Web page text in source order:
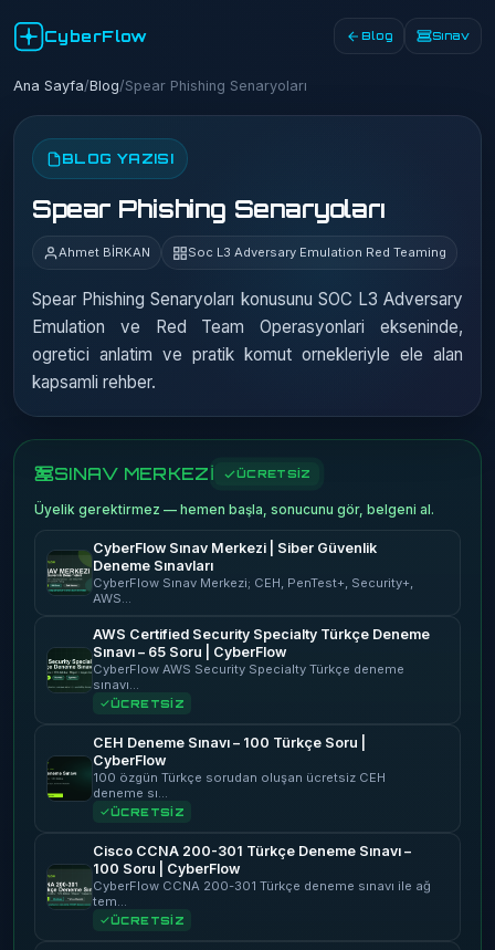
CyberFlow Blog Sınav
Ana Sayfa/Blog/Spear Phishing Senaryoları
BLOG YAZISI
Spear Phishing Senaryoları
Ahmet BİRKAN Soc L3 Adversary Emulation Red Teaming
Spear Phishing Senaryoları konusunu SOC L3 Adversary
Emulation ve Red Team Operasyonlari ekseninde,
ogretici anlatim ve pratik komut ornekleriyle ele alan
kapsamli rehber.
SINAV MERKEZİ ÜCRETSİZ
Üyelik gerektirmez — hemen başla, sonucunu gör, belgeni al.
CyberFlow Sınav Merkezi | Siber Güvenlik
Deneme Sınavları
CyberFlow Sınav Merkezi; CEH, PenTest+, Security+,
AWS…
AWS Certified Security Specialty Türkçe Deneme
Sınavı – 65 Soru | CyberFlow
CyberFlow AWS Security Specialty Türkçe deneme
sınavı…
ÜCRETSİZ
CEH Deneme Sınavı – 100 Türkçe Soru |
CyberFlow
100 özgün Türkçe sorudan oluşan ücretsiz CEH
deneme sı…
ÜCRETSİZ
Cisco CCNA 200-301 Türkçe Deneme Sınavı –
100 Soru | CyberFlow
CyberFlow CCNA 200-301 Türkçe deneme sınavı ile ağ
tem…
ÜCRETSİZ